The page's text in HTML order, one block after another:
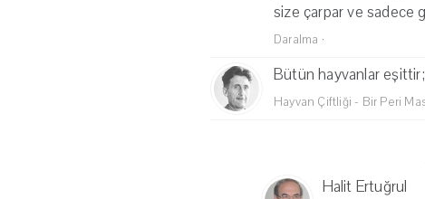
size çarpar ve sadece
Daralma ·
Bütün hayvanlar
Hayvan Çiftliği - Bir Peri
Halit Ertuğrul